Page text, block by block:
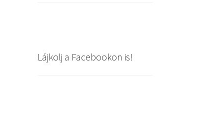
Lájkolj a Facebookon is!